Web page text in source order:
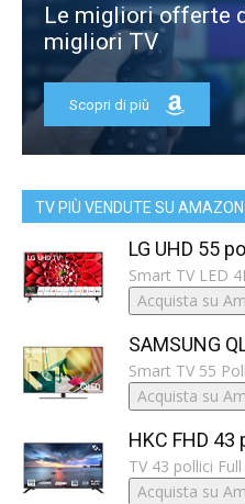
Le migliori offerte
migliori TV
Scopri di più
TV PIÙ VENDUTE SU AMAZON
LG UHD 55
Smart TV LED
Acquista su
SAMSUNG
Smart TV 55
Acquista su
HKC FHD 43
TV 43 pollici
Acquista su